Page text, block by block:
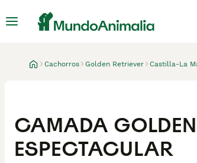
Cachorros Golden Retriever Castilla-La
CAMADA GOLDEN
ESPECTACULAR